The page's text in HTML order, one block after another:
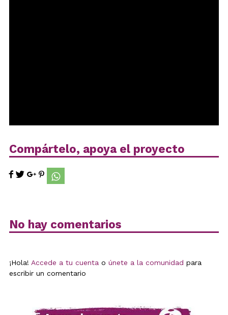
Compártelo, apoya el proyecto
No hay comentarios
¡Hola! Accede a tu cuenta o únete a la comunidad para
escribir un comentario